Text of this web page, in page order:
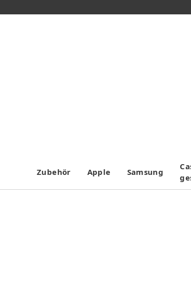
Zubehör Apple Samsung